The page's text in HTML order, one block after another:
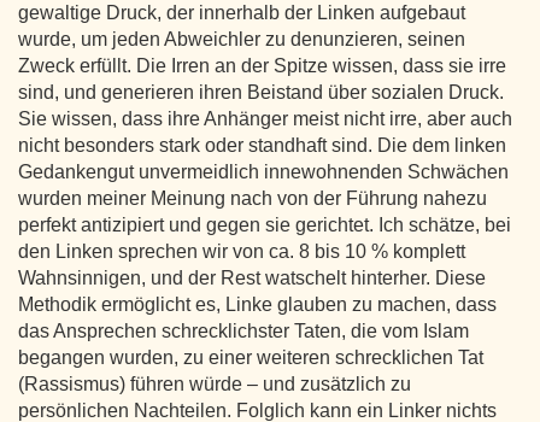
gewaltige Druck, der innerhalb der Linken aufgebaut
wurde, um jeden Abweichler zu denunzieren, seinen
Zweck erfüllt. Die Irren an der Spitze wissen, dass sie irre
sind, und generieren ihren Beistand über sozialen Druck.
Sie wissen, dass ihre Anhänger meist nicht irre, aber auch
nicht besonders stark oder standhaft sind. Die dem linken
Gedankengut unvermeidlich innewohnenden Schwächen
wurden meiner Meinung nach von der Führung nahezu
perfekt antizipiert und gegen sie gerichtet. Ich schätze, bei
den Linken sprechen wir von ca. 8 bis 10 % komplett
Wahnsinnigen, und der Rest watschelt hinterher. Diese
Methodik ermöglicht es, Linke glauben zu machen, dass
das Ansprechen schrecklichster Taten, die vom Islam
begangen wurden, zu einer weiteren schrecklichen Tat
(Rassismus) führen würde – und zusätzlich zu
persönlichen Nachteilen. Folglich kann ein Linker nichts